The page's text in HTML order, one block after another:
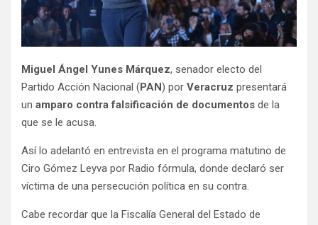
Miguel Ángel Yunes Márquez, senador electo del
Partido Acción Nacional (PAN) por Veracruz presentará
un amparo contra falsificación de documentos de la
que se le acusa.
Así lo adelantó en entrevista en el programa matutino de
Ciro Gómez Leyva por Radio fórmula, donde declaró ser
víctima de una persecución política en su contra.
Cabe recordar que la Fiscalía General del Estado de